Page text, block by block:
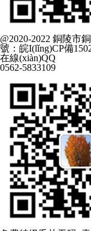
@2020-2022 銅陵市
號： 皖I(lǐng)CP備
在線(xiàn)QQ
0562-5833109